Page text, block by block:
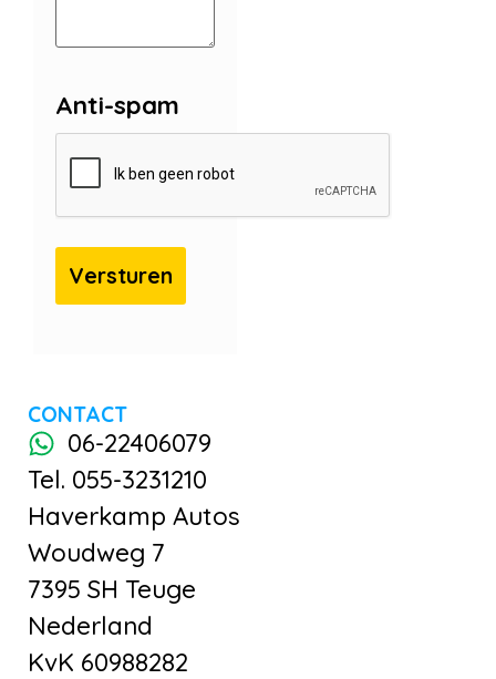
Anti-spam
CONTACT
06-22406079
Tel. 055-3231210
Haverkamp Autos
Woudweg 7
7395 SH Teuge
Nederland
KvK 60988282